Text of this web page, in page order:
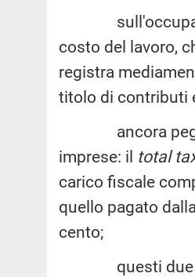
costo del lavoro,
registra
titolo di contributi
ancora
imprese: il total
carico fiscale
quello pagato
cento;
questi due